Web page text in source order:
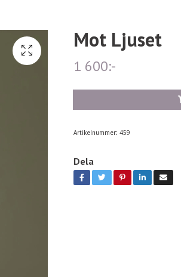
Mot Ljuset
1 600:-
Artikelnummer: 459
Dela